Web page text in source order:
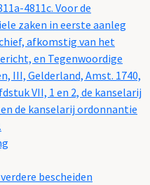
4811c. Voor de
zaken in eerste aanleg
afkomstig van het
en Tegenwoordige
III, Gelderland, Amst. 1740,
VII, 1 en 2, de kanselarij
de kanselarij ordonnantie
bescheiden